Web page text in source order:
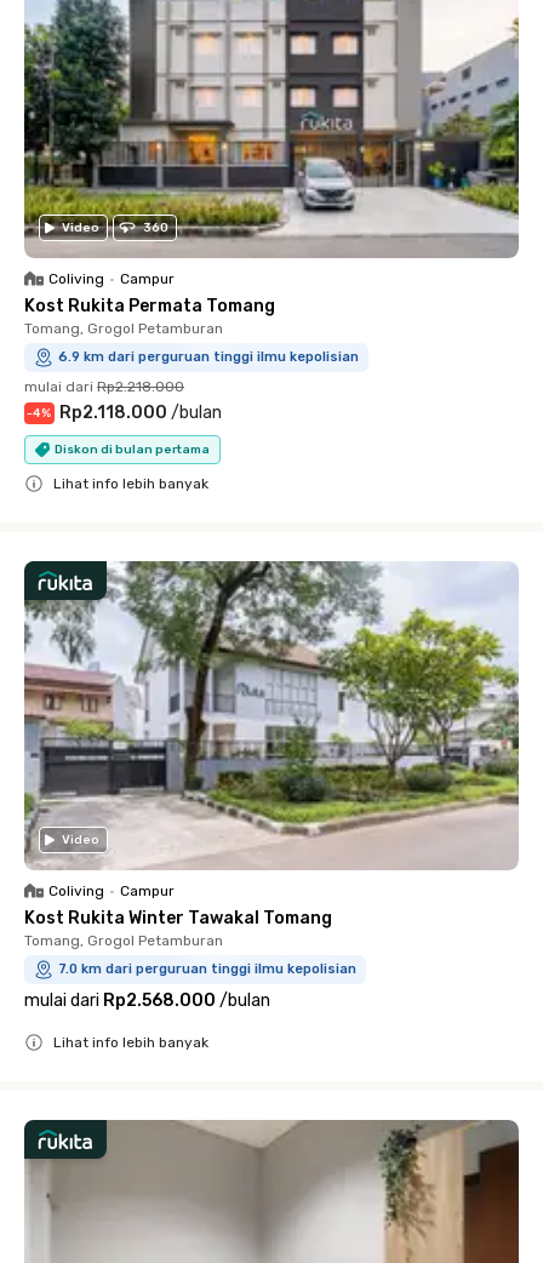
Video 360
Coliving • Campur
Kost Rukita Permata Tomang
Tomang, Grogol Petamburan
6.9 km dari perguruan tinggi ilmu kepolisian
mulai dari Rp2.218.000
-4% Rp2.118.000 /bulan
Diskon di bulan pertama
Lihat info lebih banyak
Video
Coliving • Campur
Kost Rukita Winter Tawakal Tomang
Tomang, Grogol Petamburan
7.0 km dari perguruan tinggi ilmu kepolisian
mulai dari Rp2.568.000 /bulan
Lihat info lebih banyak